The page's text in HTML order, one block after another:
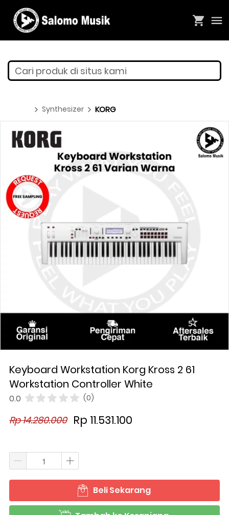
Cari produk di situs kami
Synthesizer KORG
Keyboard Workstation Korg Kross 2 61
Workstation Controller White
0.0 (0)
Rp 14.280.000 Rp 11.531.100
` Beli Sekarang